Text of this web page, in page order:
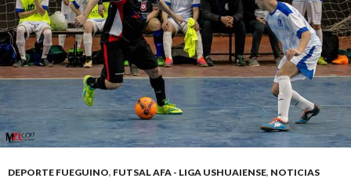
DEPORTE FUEGUINO, FUTSAL AFA - LIGA USHUAIENSE, NOTICIAS